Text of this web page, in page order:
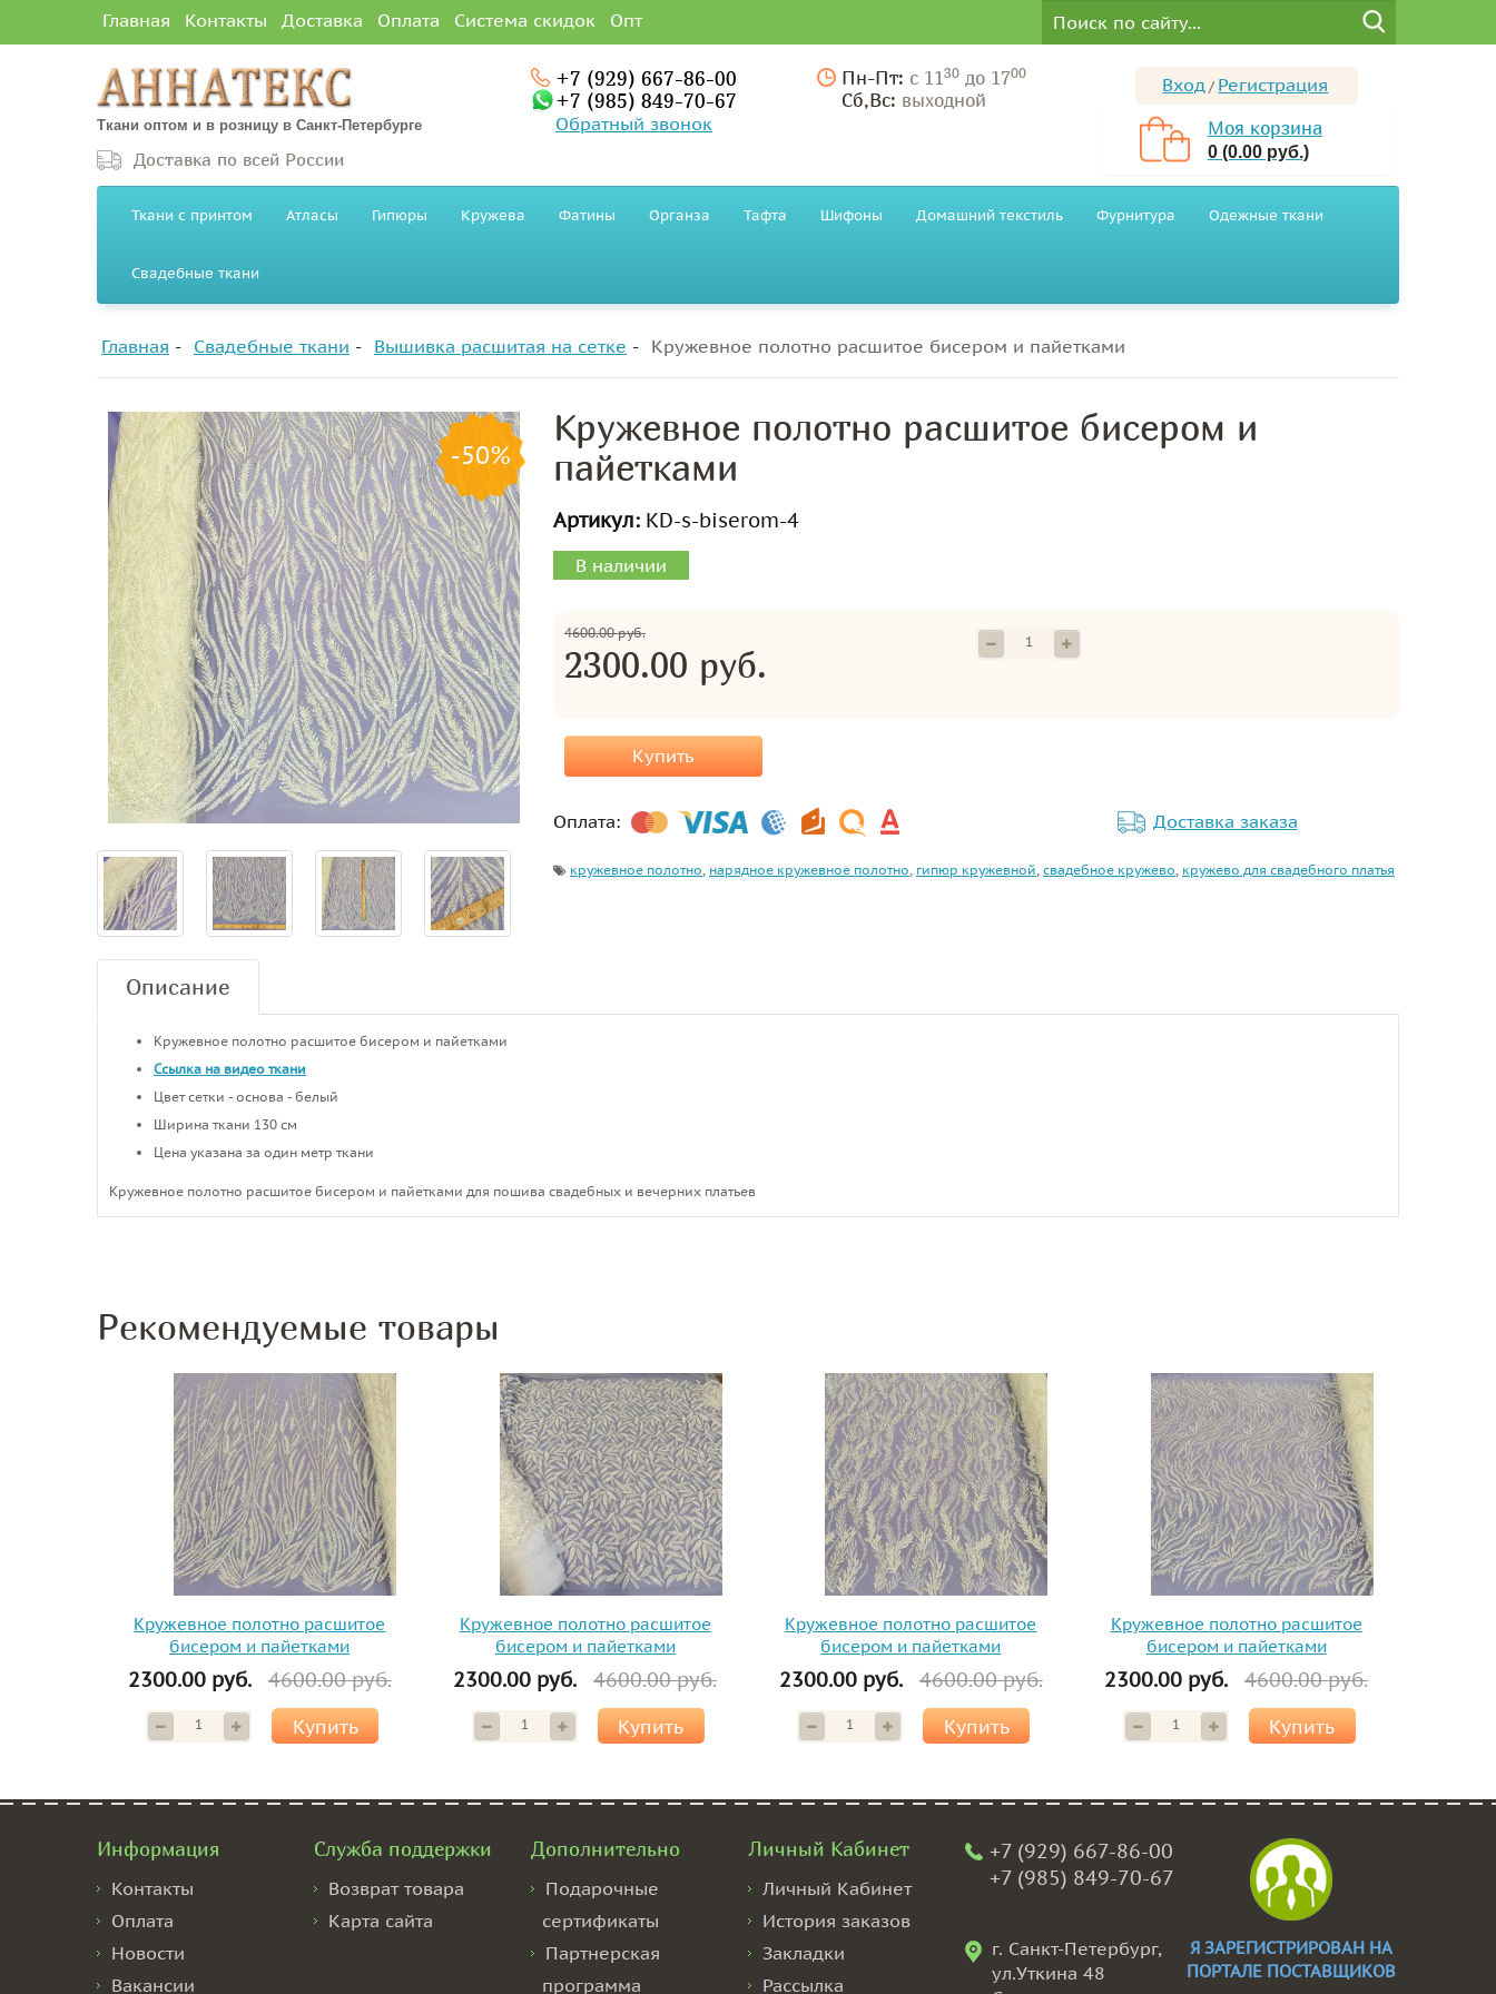
Главная Контакты Доставка Оплата Система скидок Опт
Ткани оптом и в розницу в Санкт-Петербурге
Доставка по всей России
+7 (929) 667-86-00
+7 (985) 849-70-67
Обратный звонок
Пн-Пт: с 1130 до 1700
Сб,Вс: выходной
Вход / Регистрация
Моя корзина
0 (0.00 руб.)
Ткани с принтом Атласы Гипюры Кружева Фатины Органза Тафта Шифоны Домашний текстиль Фурнитура Одежные ткани
Свадебные ткани
Главная Свадебные ткани Вышивка расшитая на сетке Кружевное полотно расшитое бисером и пайетками
-50%
Кружевное полотно расшитое бисером и
пайетками
Артикул: KD-s-biserom-4
В наличии
4600.00 руб.
2300.00 руб.
Купить
Оплата: Доставка заказа
кружевное полотно, нарядное кружевное полотно, гипюр кружевной, свадебное кружево, кружево для свадебного платья
Описание
Кружевное полотно расшитое бисером и пайетками
Ссылка на видео ткани
Цвет сетки - основа - белый
Ширина ткани 130 см
Цена указана за один метр ткани
Кружевное полотно расшитое бисером и пайетками для пошива свадебных и вечерних платьев
Рекомендуемые товары
Кружевное полотно расшитое
бисером и пайетками
2300.00 руб. 4600.00 руб.
Купить
Кружевное полотно расшитое
бисером и пайетками
2300.00 руб. 4600.00 руб.
Купить
Кружевное полотно расшитое
бисером и пайетками
2300.00 руб. 4600.00 руб.
Купить
Кружевное полотно расшитое
бисером и пайетками
2300.00 руб. 4600.00 руб.
Купить
Информация
Контакты
Оплата
Новости
Вакансии
Служба поддержки
Возврат товара
Карта сайта
Дополнительно
Подарочные
сертификаты
Партнерская
программа
Личный Кабинет
Личный Кабинет
История заказов
Закладки
Рассылка
+7 (929) 667-86-00
+7 (985) 849-70-67
г. Санкт-Петербург,
ул.Уткина 48
Я ЗАРЕГИСТРИРОВАН НА
ПОРТАЛЕ ПОСТАВЩИКОВ